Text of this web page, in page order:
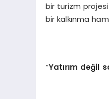
bir turizm
bir kalkınma
“Yatırım değil